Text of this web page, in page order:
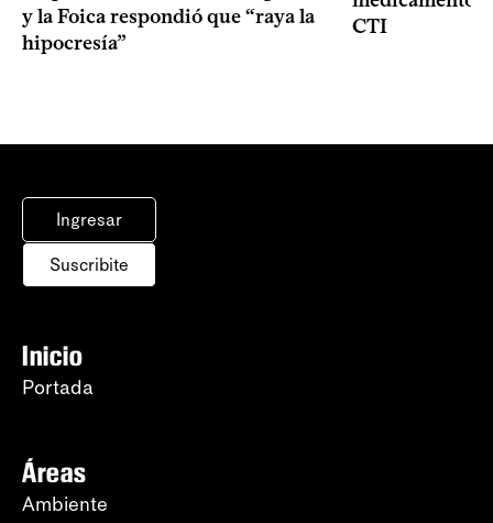
y la Foica respondió que “raya la
hipocresía”
CTI
Ingresar
Suscribite
Inicio
Portada
Áreas
Ambiente